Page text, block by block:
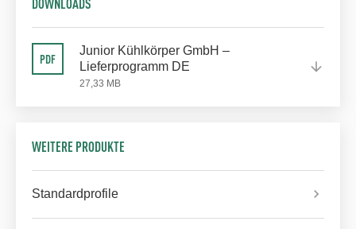
Junior Kühlkörper GmbH –
Lieferprogramm DE
27,33 MB
WEITERE PRODUKTE
Standardprofile